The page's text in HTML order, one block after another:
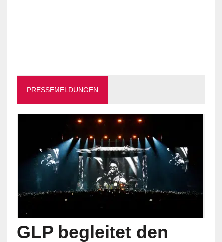
PRESSEMELDUNGEN
GLP begleitet den